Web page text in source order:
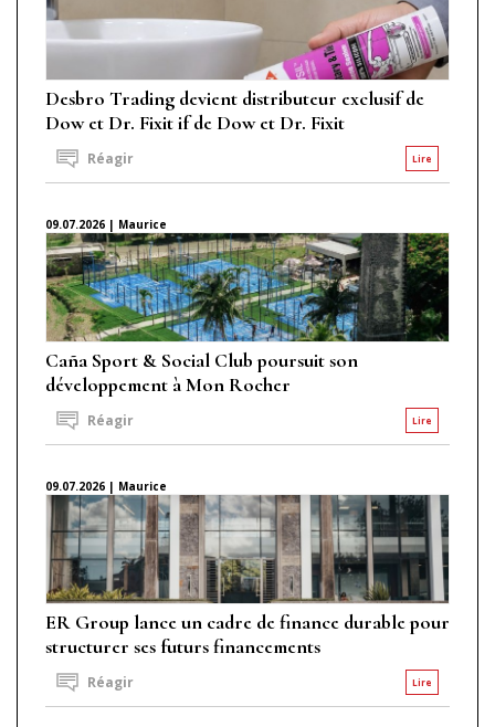
Desbro Trading devient distributeur exclusif de
Dow et Dr. Fixit if de Dow et Dr. Fixit
Lire
Réagir
09.07.2026 | Maurice
Caña Sport & Social Club poursuit son
développement à Mon Rocher
Lire
Réagir
09.07.2026 | Maurice
ER Group lance un cadre de finance durable pour
structurer ses futurs financements
Lire
Réagir